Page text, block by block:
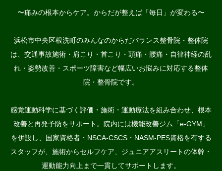
〜痛みの根本からケア。からだが整えば「毎日」が変わる〜
浜松市中央区根洗町のみんなのからだバランス整骨院・整体院
は、交通事故施術・肩こり・首こり・頭痛・腰痛・自律神経の乱
れ・姿勢改善・スポーツ障害など幅広いお悩みに対応する整体
院・整骨院です。
感覚運動科学に基づく評価・施術・運動療法を組み合わせ、根本
改善と再発予防をサポート。院内には機能改善ジム「e-GYM」
を併設し、国家資格者・NSCA-CSCS・NASM-PES資格を有する
スタッフが、施術からセルフケア、ジュニアアスリートの体幹・
運動能力向上まで一貫してサポートします。